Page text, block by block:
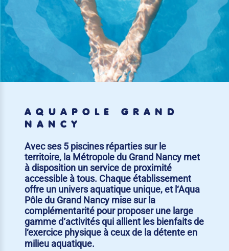
AQUAPÔLE GRAND
NANCY
Avec ses 5 piscines réparties sur le
territoire, la Métropole du Grand Nancy met
à disposition un service de proximité
accessible à tous. Chaque établissement
offre un univers aquatique unique, et l‘Aqua
Pôle du Grand Nancy mise sur la
complémentarité pour proposer une large
gamme d‘activités qui allient les bienfaits de
l‘exercice physique à ceux de la détente en
milieu aquatique.